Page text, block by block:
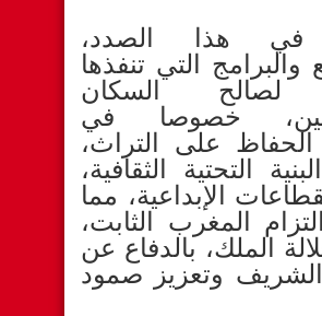
في هذا الصدد،
والبرامج التي تنفذها
لصالح السكان
خصوصا في
على التراث،
التحتية الثقافية،
الإبداعية، مما
المغرب الثابت،
الملك، بالدفاع عن
وتعزيز صمود